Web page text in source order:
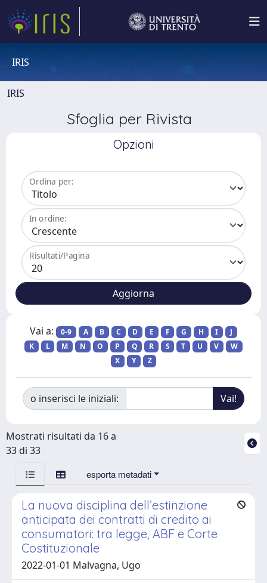
IRIS
IRIS
Sfoglia per Rivista
Opzioni
Ordina per:
In ordine:
Risultati/Pagina
Vai a: 0-9 A B C D E F G H I
J
K
L M N O P Q R S T U V
W
X
Y Z
o inserisci le iniziali:
Mostrati risultati da 16 a
33 di 33
esporta metadati
La nuova disciplina dell’estinzione
anticipata dei contratti di credito ai
consumatori: tra legge, ABF e Corte
Costituzionale
2022-01-01 Malvagna, Ugo